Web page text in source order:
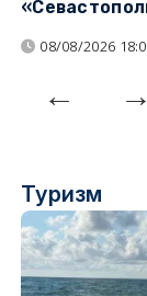
08/08/2026
Туризм